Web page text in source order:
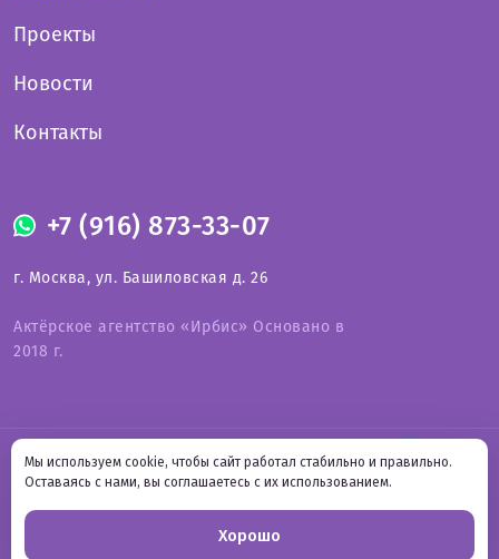
+7 (916) 873-33-07
г. Москва, ул. Башиловская д. 26
Актёрское агентство «Ирбис» Основано в
2018 г.
Проекты
Новости
Контакты
СВЯЗАТЬСЯ С НАМИ
Оферта на предоставление услуг
Политика конфиденциальности
Онлайн-
запись
Мы используем cookie, чтобы сайт работал стабильно и правильно.
Оставаясь с нами, вы соглашаетесь с их использованием.
Хорошо